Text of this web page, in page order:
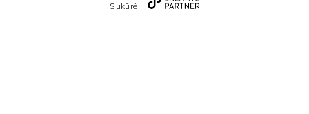
Sukūrė